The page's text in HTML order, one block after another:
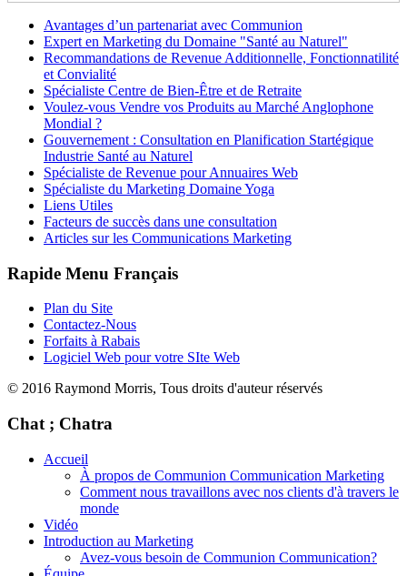
Avantages d’un partenariat avec Communion
Expert en Marketing du Domaine "Santé au Naturel"
Recommandations de Revenue Additionnelle, Fonctionnatilité
et Convialité
Spécialiste Centre de Bien-Être et de Retraite
Voulez-vous Vendre vos Produits au Marché Anglophone
Mondial ?
Gouvernement : Consultation en Planification Startégique
Industrie Santé au Naturel
Spécialiste de Revenue pour Annuaires Web
Spécialiste du Marketing Domaine Yoga
Liens Utiles
Facteurs de succès dans une consultation
Articles sur les Communications Marketing
Rapide Menu Français
Plan du Site
Contactez-Nous
Forfaits à Rabais
Logiciel Web pour votre SIte Web
© 2016 Raymond Morris, Tous droits d'auteur réservés
Chat ; Chatra
Accueil
À propos de Communion Communication Marketing
Comment nous travaillons avec nos clients d'à travers le
monde
Vidéo
Introduction au Marketing
Avez-vous besoin de Communion Communication?